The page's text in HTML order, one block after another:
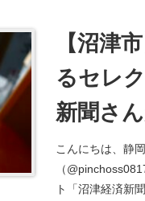
【沼津
るセレ
新聞さ
聞店」
の沼津
こんにちは、静
（
ト「沼津経済新